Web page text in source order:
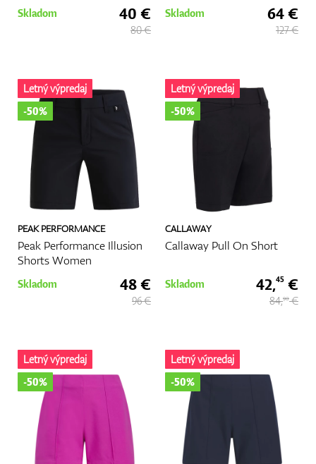
Skladom 40 €
80 €
Skladom 64 €
127 €
PEAK PERFORMANCE
Peak Performance Illusion
Shorts Women
Letný výpredaj
-50%
Skladom 48 €
96 €
CALLAWAY
Callaway Pull On Short
Letný výpredaj
-50%
Skladom 42,45 €
84,90€
Letný výpredaj
-50%
Letný výpredaj
-50%